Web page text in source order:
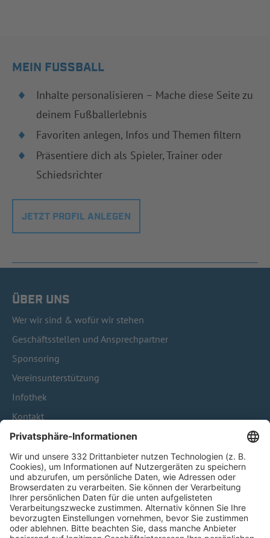
MEIN FUSSBALL
Inhalte personalisieren – Mache diese Seite zu
deinem Fußballerlebnis
Favoriten anlegen, Infos und Themen filtern
Präsentiere dich als Spieler, Trainer oder
Schiedsrichter
JETZT PROFIL ANLEGEN
ÜBER UNS
Wer wir sind & wofür wir stehen
Geschäftsstellen und Ansprechpartner
Sponsoring
Vereinsunterstützung
Infothek
Kontakt
HÄUFIG BESUCHTE SEITEN
Pässe und Vereinswechsel
Trainerausbildung
Schulungsangebot Vereinsmitarbeiter
BFV-Geschäftsstellen